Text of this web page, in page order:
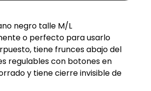
negro talle M/L
o perfecto para usarlo
tiene frunces abajo del
regulables con botones en
y tiene cierre invisible de